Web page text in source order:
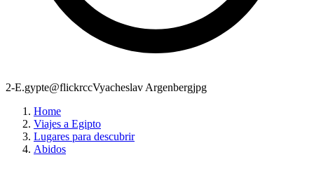
2-E.gypte@flickrccVyacheslav Argenbergjpg
Home
Viajes a Egipto
Lugares para descubrir
Abidos